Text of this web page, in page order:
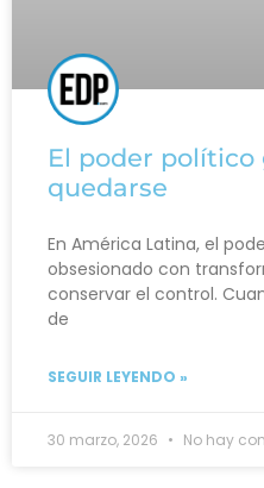
El poder político
quedarse
En América Latina, el
obsesionado con
conservar el control.
de
SEGUIR LEYENDO »
30 marzo, 2026 No hay